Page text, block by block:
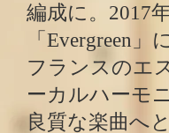
編成に。2017
「Evergreen」
フランスのエ
ーカルハーモ
良質な楽曲へ